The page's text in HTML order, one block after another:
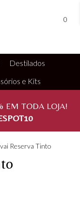
0
Destilados
e Kits
EM TODA LOJA!
Reserva Tinto